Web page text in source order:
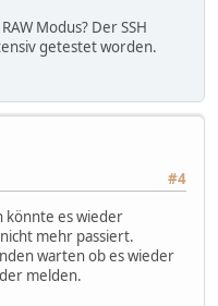
Modus? Der SSH
getestet worden.
#4
könnte es wieder
mehr passiert.
warten ob es wieder
melden.